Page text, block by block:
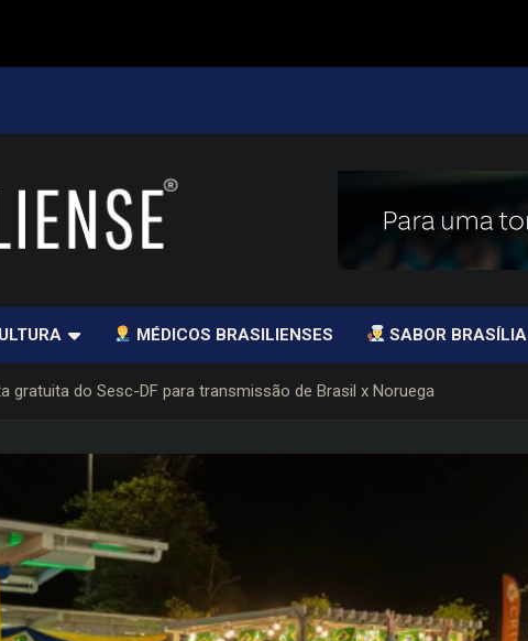
MÉDICOS BRASILIENSES SABOR BRASÍLIA
gratuita do Sesc-DF para transmissão de Brasil x Noruega